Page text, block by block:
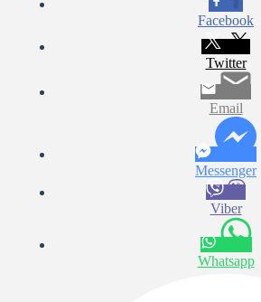
Facebook
Twitter
Email
Messenger
Viber
Whatsapp